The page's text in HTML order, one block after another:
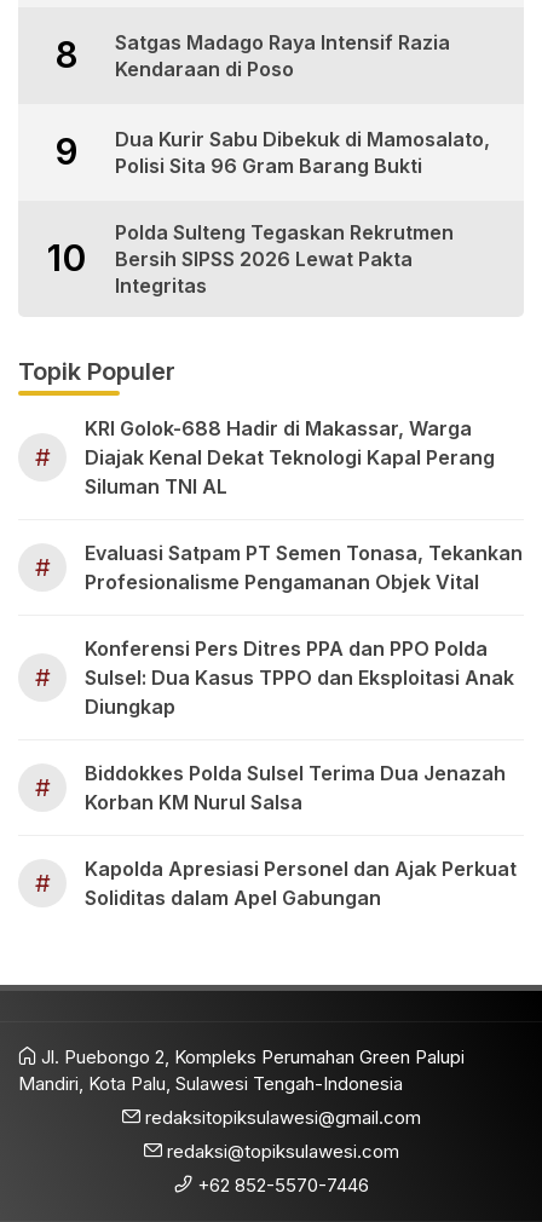
8
Satgas Madago Raya Intensif Razia
Kendaraan di Poso
9
Dua Kurir Sabu Dibekuk di Mamosalato,
Polisi Sita 96 Gram Barang Bukti
10
Polda Sulteng Tegaskan Rekrutmen
Bersih SIPSS 2026 Lewat Pakta
Integritas
Topik Populer
#
KRI Golok-688 Hadir di Makassar, Warga
Diajak Kenal Dekat Teknologi Kapal Perang
Siluman TNI AL
#
Evaluasi Satpam PT Semen Tonasa, Tekankan
Profesionalisme Pengamanan Objek Vital
#
Konferensi Pers Ditres PPA dan PPO Polda
Sulsel: Dua Kasus TPPO dan Eksploitasi Anak
Diungkap
#
Biddokkes Polda Sulsel Terima Dua Jenazah
Korban KM Nurul Salsa
#
Kapolda Apresiasi Personel dan Ajak Perkuat
Soliditas dalam Apel Gabungan
Jl. Puebongo 2, Kompleks Perumahan Green Palupi
Mandiri, Kota Palu, Sulawesi Tengah-Indonesia
redaksitopiksulawesi@gmail.com
redaksi@topiksulawesi.com
+62 852-5570-7446